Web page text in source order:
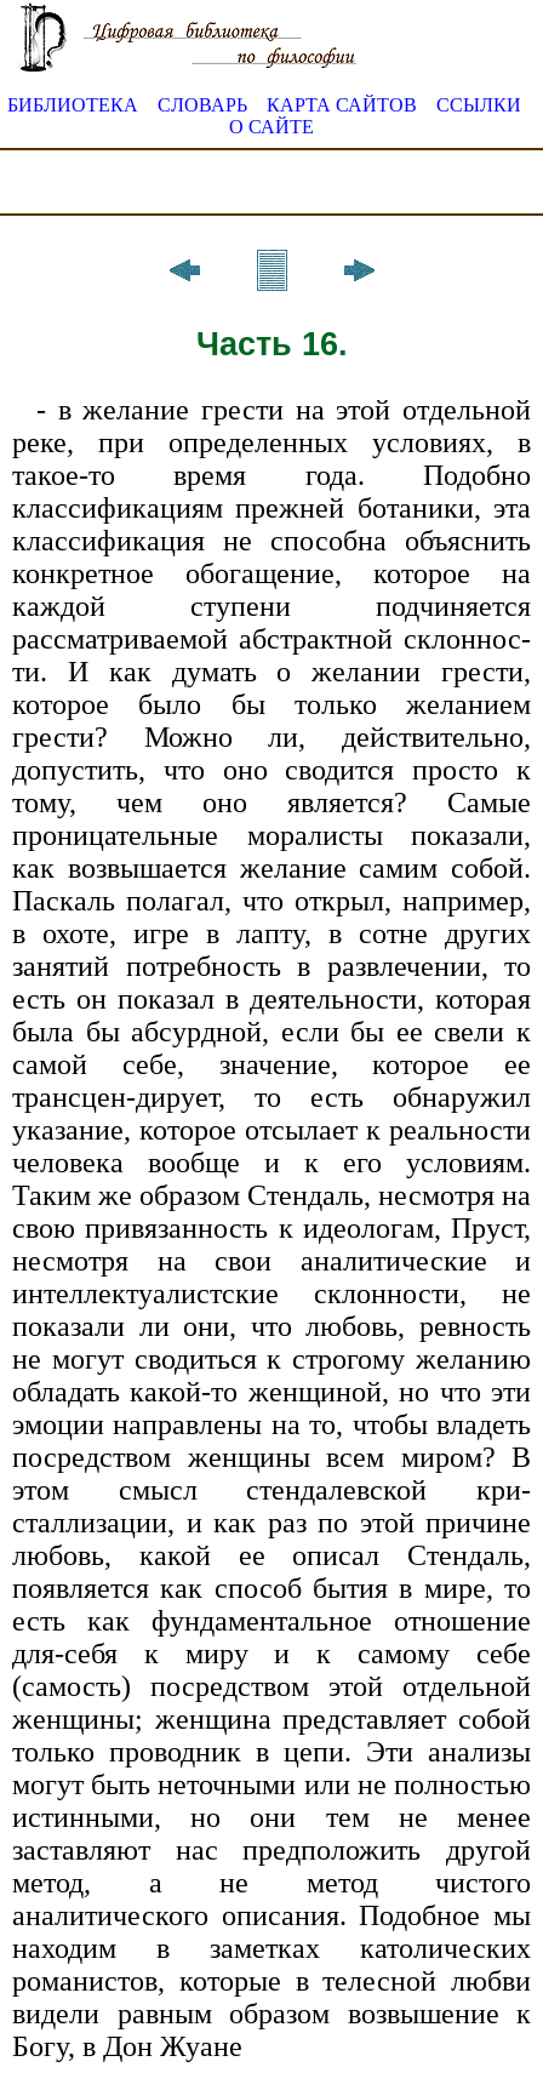
БИБЛИОТЕКА СЛОВАРЬ КАРТА САЙТОВ
ССЫЛКИ
О САЙТЕ
Часть 16.
- в желание грести на этой отдельной
реке, при определенных условиях, в
такое-то время года. Подобно
классификациям прежней ботаники, эта
классификация не способна объяснить
конкретное обогащение, которое на
каждой ступени подчиняется
рассматриваемой абстрактной склоннос­
ти. И как думать о желании грести,
которое было бы только желанием
грести? Можно ли, действительно,
допустить, что оно сводится просто к
тому, чем оно является? Самые
проницательные моралисты показали,
как возвышается желание самим собой.
Паскаль полагал, что открыл, например,
в охоте, игре в лапту, в сотне других
занятий потребность в развлечении, то
есть он показал в деятельности, которая
была бы абсурдной, если бы ее свели к
самой себе, значение, которое ее
трансцен-дирует, то есть обнаружил
указание, которое отсылает к реальности
человека вообще и к его условиям.
Таким же образом Стендаль, несмот­ря на
свою привязанность к идеологам, Пруст,
несмотря на свои анали­тические и
интеллектуалистские склонности, не
показали ли они, что любовь, ревность
не могут сводиться к строгому желанию
обладать какой-то женщиной, но что эти
эмоции направлены на то, чтобы владеть
посредством женщины всем миром? В
этом смысл стендалевской кри­
сталлизации, и как раз по этой причине
любовь, какой ее описал Стендаль,
появляется как способ бытия в мире, то
есть как фундамен­тальное отношение
для-себя к миру и к самому себе
(самость) посредст­вом этой отдельной
женщины; женщина представляет собой
только проводник в цепи. Эти анализы
могут быть неточными или не полнос­тью
истинными, но они тем не менее
заставляют нас предположить другой
метод, а не метод чистого
аналитического описания. Подобное мы
находим в заметках католических
романистов, которые в телесной любви
видели равным образом возвышение к
Богу, в Дон Жуане